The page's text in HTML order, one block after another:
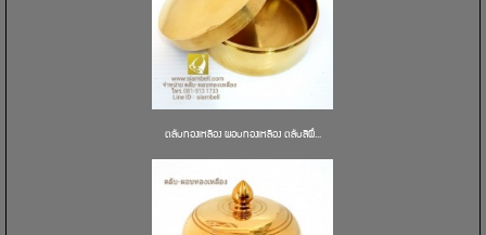
ตลับทองเหลือง ผอบทองเหลือง ตลับสีผึ...